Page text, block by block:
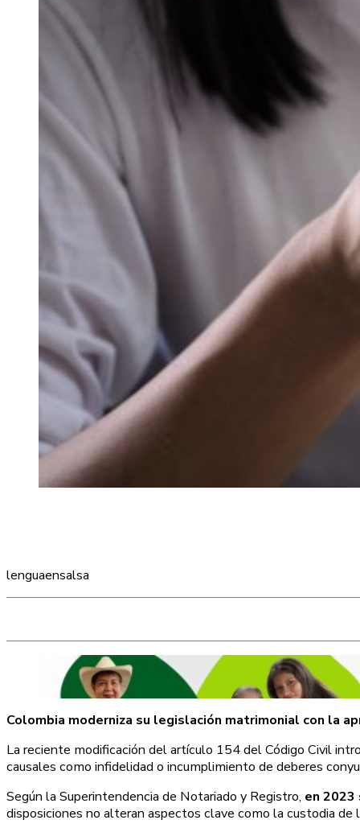
lenguaensalsa
Colombia moderniza su legislación matrimonial con la
La reciente modificación del artículo 154 del Código Civil
causales como infidelidad o incumplimiento de deberes
Según la Superintendencia de Notariado y Registro, en
disposiciones no alteran aspectos clave como la custodia